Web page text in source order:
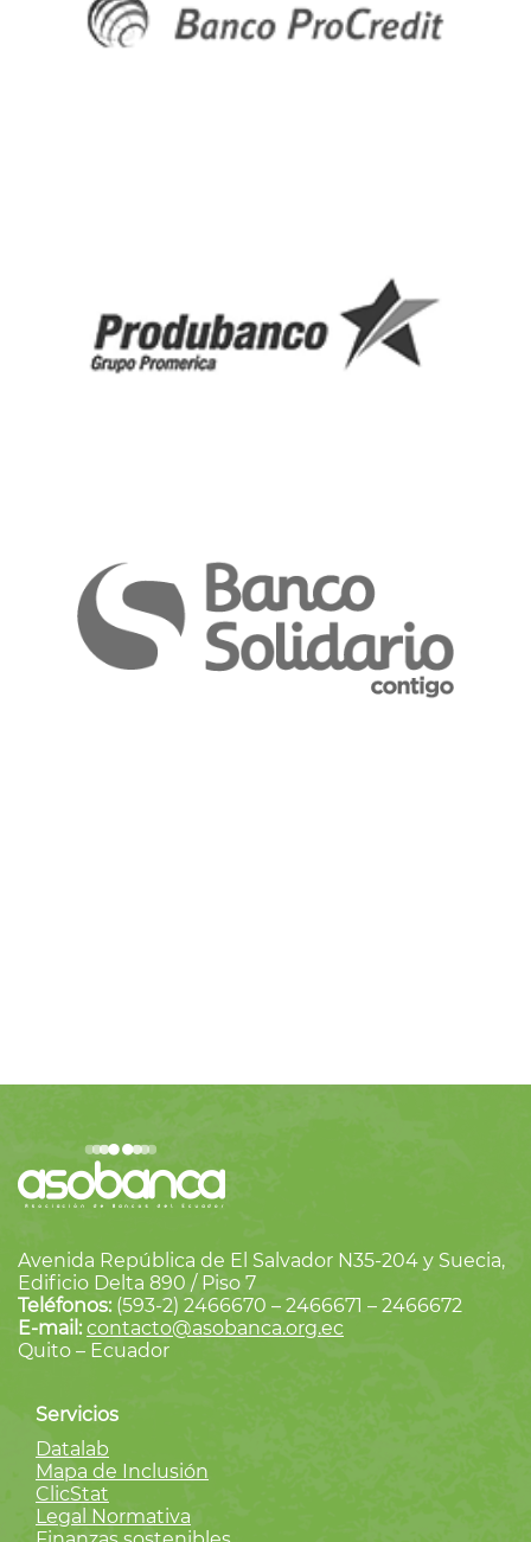
Avenida República de El Salvador N35-204 y Suecia,
Edificio Delta 890 / Piso 7
Teléfonos:(593-2) 2466670 – 2466671 – 2466672
E-mail: contacto@asobanca.org.ec
Quito – Ecuador
Servicios
Datalab
Mapa de Inclusión
ClicStat
Legal Normativa